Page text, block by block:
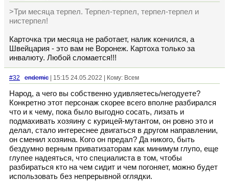
>Три месяца терпел. Терпел-терпел, терпел-терпел и
нистерпел!
Карточка три месяца не работает, налик кончился, а
Швейцария - это вам не Воронеж. Картоха только за
инвалюту. Любой сломается!!!
#32 endemic | 15:15 24.05.2022 | Кому: Всем
Народ, а чего вы собственно удивляетесь/негодуете?
Конкретно этот персонаж скорее всего вполне разбирался
что и к чему, пока было выгодно сосать, лизать и
подмахивать хозяину с курицей-мутантом, он ровно это и
делал, стало интереснее двигаться в другом направлении,
он сменил хозяина. Кого он предал? Да никого, быть
бездумно верным приватизаторам как минимум глупо, еще
глупее надеяться, что специалиста в том, чтобы
разбираться кто на чем сидит и чем погоняет, можно будет
использовать без непрерывной оглядки.